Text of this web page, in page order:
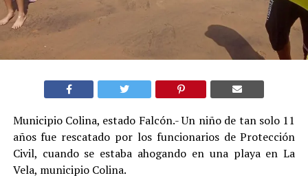
Municipio Colina, estado Falcón.- Un niño de tan solo 11
años fue rescatado por los funcionarios de Protección
Civil, cuando se estaba ahogando en una playa en La
Vela, municipio Colina.